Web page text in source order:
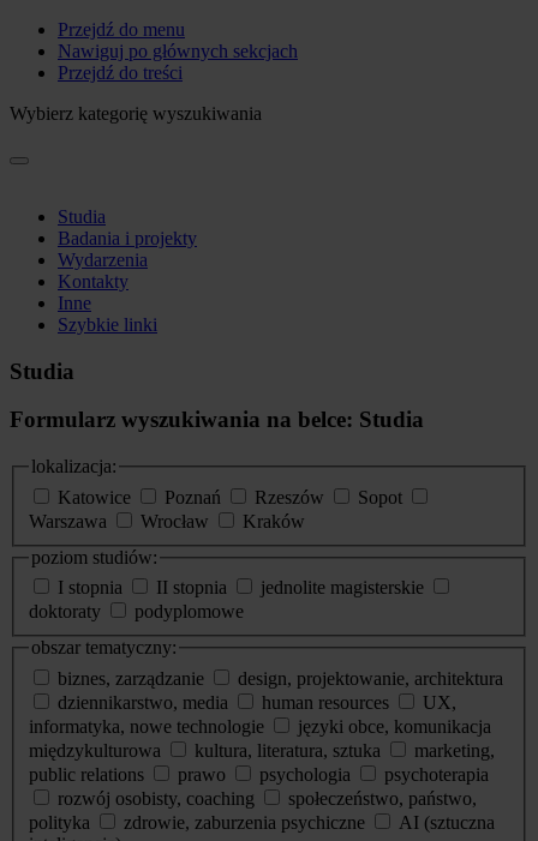
Przejdź do menu
Nawiguj po głównych sekcjach
Przejdź do treści
Wybierz kategorię wyszukiwania
Studia
Badania i projekty
Wydarzenia
Kontakty
Inne
Szybkie linki
Studia
Formularz wyszukiwania na belce: Studia
lokalizacja:
Katowice
Poznań Rzeszów
Sopot
Warszawa
Wrocław
Kraków
poziom studiów:
I stopnia
II stopnia
jednolite magisterskie
doktoraty
podyplomowe
obszar tematyczny:
biznes, zarządzanie
design, projektowanie, architektura
dziennikarstwo, media
human resources
UX,
informatyka, nowe technologie
języki obce, komunikacja
międzykulturowa
kultura, literatura, sztuka
marketing,
public relations
prawo psychologia
psychoterapia
rozwój osobisty, coaching
społeczeństwo, państwo,
polityka
zdrowie, zaburzenia psychiczne
AI (sztuczna